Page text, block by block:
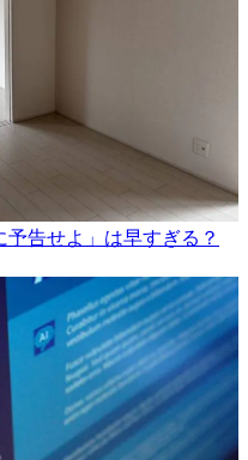
告せよ」は早すぎる？